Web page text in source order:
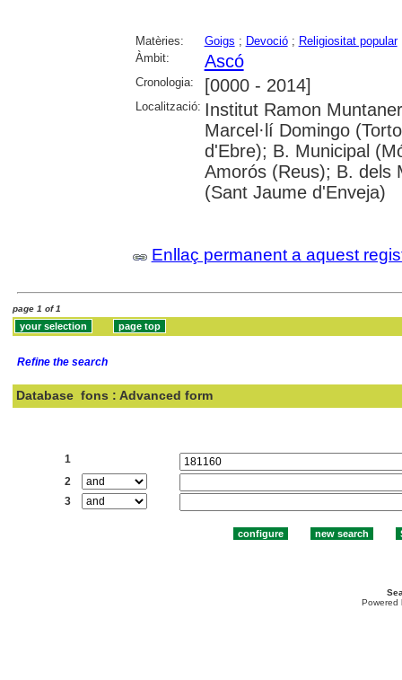
Matèries: Goigs ; Devoció; Religiositat popular
Àmbit:
Ascó
Cronologia: [0000 - 2014]
Localització: Institut Ramon
Marcel·lí Domingo
d'Ebre); B. Municipal
Amorós (Reus); B. dels
(Sant Jaume d'Enveja)
Enllaç permanent a aquest
page 1 of 1
Refine the search
Database fons : Advanced form
1
2
3